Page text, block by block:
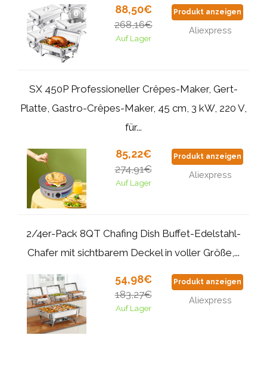
88,50€
268,16€
Auf Lager
Produkt anzeigen
Aliexpress
SX 450P Professioneller Crêpes-Maker, Gert-
Platte, Gastro-Crêpes-Maker, 45 cm, 3 kW, 220 V,
für...
85,22€
274,91€
Auf Lager
Produkt anzeigen
Aliexpress
2/4er-Pack 8QT Chafing Dish Buffet-Edelstahl-
Chafer mit sichtbarem Deckel in voller Größe,...
54,98€
183,27€
Auf Lager
Produkt anzeigen
Aliexpress